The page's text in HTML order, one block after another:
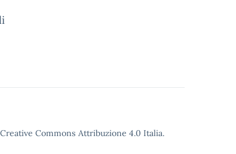
Commons Attribuzione 4.0 Italia.